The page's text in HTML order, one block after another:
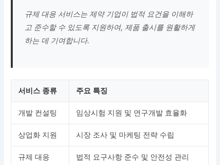
규제 대응 서비스는 제약 기업이 법적 요건을 이해하
고 준수할 수 있도록 지원하여, 제품 출시를 원활하게
하는 데 기여합니다.
서비스 종류 주요 특징
개발 컨설팅 임상시험 지원 및 연구개발 효율화
상업화 지원 시장 조사 및 마케팅 전략 수립
규제 대응 법적 요구사항 준수 및 안전성 관리